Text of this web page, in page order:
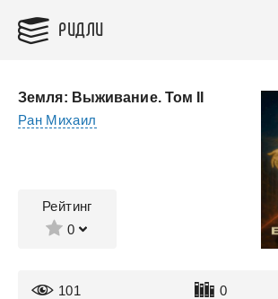
РИДЛИ
Земля: Выживание. Том II
Ран Михаил
Рейтинг
0
101 0